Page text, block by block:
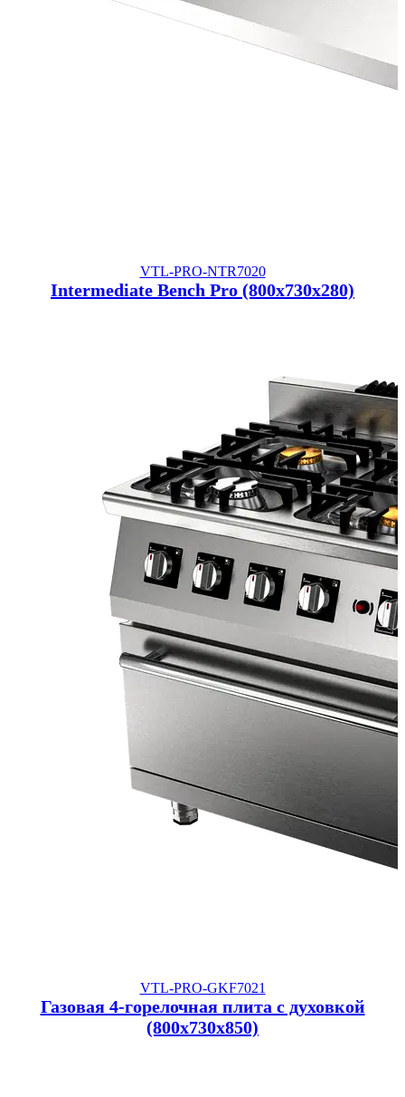
VTL-PRO-NTR7020
Intermediate Bench Pro (800x730x280)
VTL-PRO-GKF7021
Газовая 4-горелочная плита с духовкой
(800x730x850)